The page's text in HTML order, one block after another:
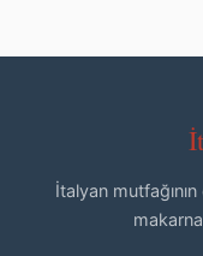
İtalyan